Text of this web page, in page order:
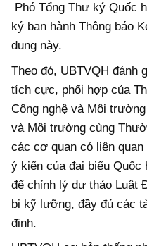
Phó Tổng Thư ký Quốc
ký ban hành Thông báo
dung này.
Theo đó, UBTVQH đánh
tích cực, phối hợp của
Công nghệ và Môi
và Môi trường cùng
các cơ quan có liên
ý kiến của đại biểu Quốc
để chỉnh lý dự thảo Luật
bị kỹ lưỡng, đầy đủ các
định.